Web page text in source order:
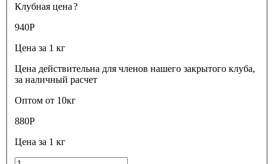
Клубная цена?
940Р
Цена за 1 кг
Цена действительна для членов нашего закрытого клуба,
за наличный расчет
Оптом от 10кг
880Р
Цена за 1 кг